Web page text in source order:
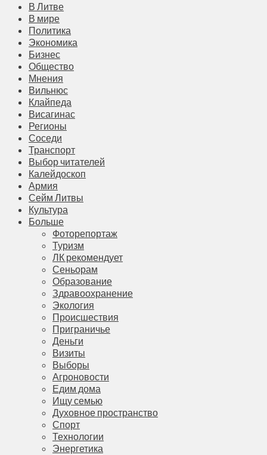
В Литве
В мире
Политика
Экономика
Бизнес
Общество
Мнения
Вильнюс
Клайпеда
Висагинас
Регионы
Соседи
Транспорт
Выбор читателей
Калейдоскоп
Армия
Сейм Литвы
Культура
Больше
Фоторепортаж
Туризм
ЛК рекомендует
Сеньорам
Образование
Здравоохранение
Экология
Происшествия
Приграничье
Деньги
Визиты
Выборы
Агроновости
Едим дома
Ищу семью
Духовное пространство
Спорт
Технологии
Энергетика